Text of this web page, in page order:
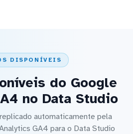
DISPONÍVEIS
do Google
no Data Studio
automaticamente pela
GA4 para o Data Studio